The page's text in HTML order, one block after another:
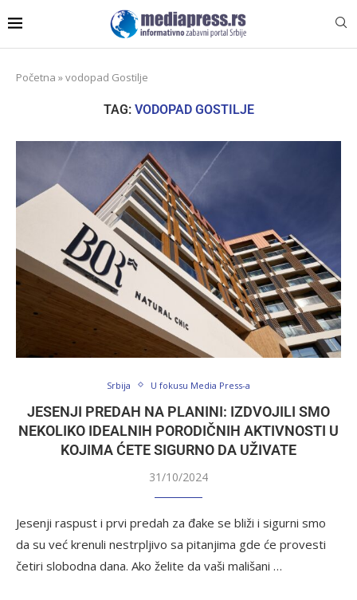
Početna »vodopad Gostilje
TAG: VODOPAD GOSTILJE
Srbija U fokusu Media Press-a
JESENJI PREDAH NA PLANINI: IZDVOJILI SMO
NEKOLIKO IDEALNIH PORODIČNIH AKTIVNOSTI U
KOJIMA ĆETE SIGURNO DA UŽIVATE
31/10/2024
Jesenji raspust i prvi predah za đake se bliži i sigurni smo
da su već krenuli nestrpljivo sa pitanjima gde će provesti
četiri slobodna dana. Ako želite da vaši mališani …